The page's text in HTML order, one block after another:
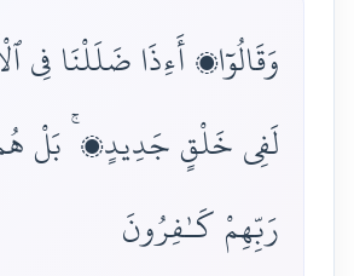
وَقَالُوٓا۟ أَءِذَا ضَلَلْنَا فِى
لَفِى خَلْقٍ جَدِيدٍۭ ۚ بَلْ
رَبِّهِمْ كَـٰفِرُونَ